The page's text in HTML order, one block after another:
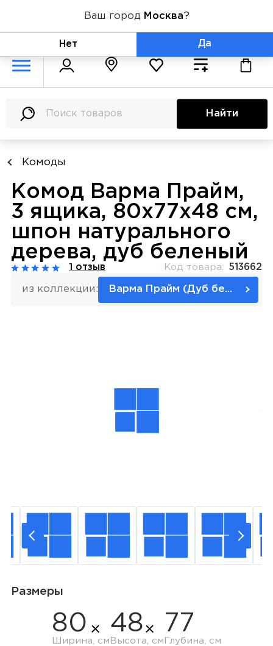
+7 (800) 775-71-06
Найти
Комоды
Комод Варма Прайм,
3 ящика, 80х77х48 см,
шпон натурального
дерева, дуб беленый
Код товара: 513662
1 отзыв
из коллекции: Варма Прайм (Дуб беленый)
Размеры
80
Ширина, см
48
Высота, см
77
Глубина, см
Ваш город Москва?
Нет Да